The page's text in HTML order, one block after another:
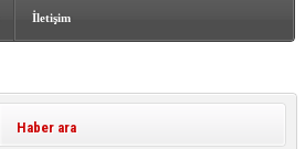
İletişim
Haber ara